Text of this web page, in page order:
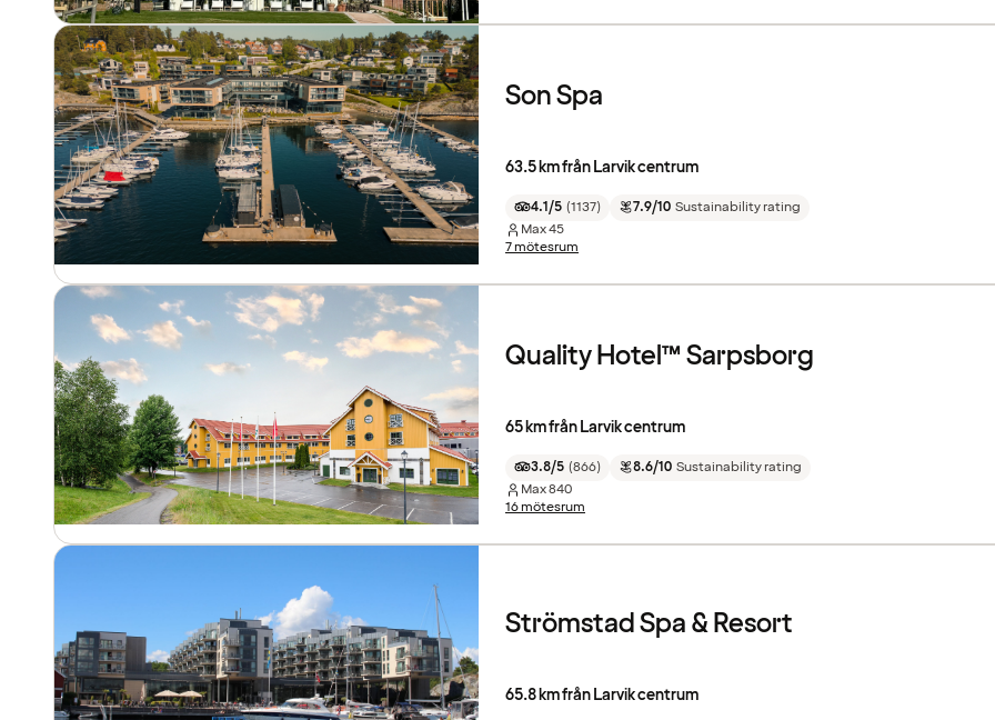
Son Spa
63.5 km från Larvik centrum
4.1/5 (1137) 7.9/10 Sustainability rating
Max45
7 mötesrum
Quality Hotel™ Sarpsborg
65 km från Larvik centrum
3.8/5 (866) 8.6/10 Sustainability rating
Max840
16 mötesrum
Strömstad Spa & Resort
65.8 km från Larvik centrum